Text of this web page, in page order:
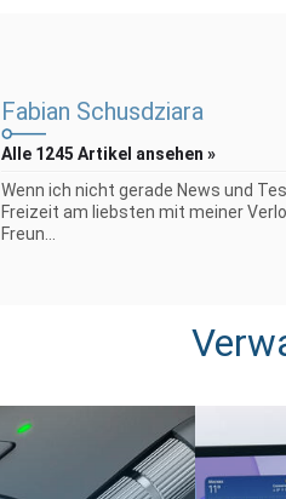
Fabian Schusdziara
Alle 1245 Artikel ansehen »
Wenn ich nicht gerade News und
Freizeit am liebsten mit meiner
Freun...